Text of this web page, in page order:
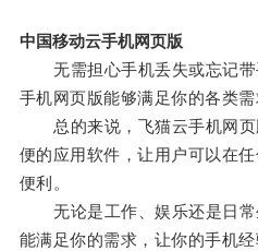
中国移动云手机网页版
无需担心手机丢失或忘记带
手机网页版能够满足你的各类需
总的来说，飞猫云手机网页
便的应用软件，让用户可以在
便利。
无论是工作、娱乐还是日常
能满足你的需求，让你的手机经